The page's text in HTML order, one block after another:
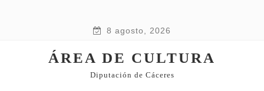
8 agosto, 2026
ÁREA DE CULTURA
Diputación de Cáceres